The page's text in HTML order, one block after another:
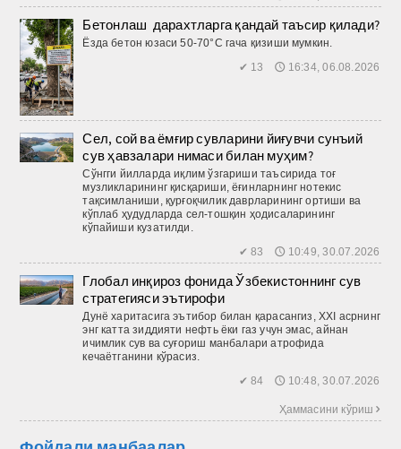
Бетонлаш дарахтларга қандай таъсир қилади?
Ёзда бетон юзаси 50-70°C гача қизиши мумкин.
✔ 13 🕔 16:34, 06.08.2026
Сел, сой ва ёмғир сувларини йиғувчи сунъий
сув ҳавзалари нимаси билан муҳим?
Сўнгги йилларда иқлим ўзгариши таъсирида тоғ
музликларининг қисқариши, ёғинларнинг нотекис
тақсимланиши, қурғоқчилик даврларининг ортиши ва
кўплаб ҳудудларда сел-тош­қин ҳодисаларининг
кўпайиши кузатилди.
✔ 83 🕔 10:49, 30.07.2026
Глобал инқироз фонида Ўзбекистоннинг сув
стратегияси эътирофи
Дунё харитасига эътибор билан қарасангиз, XXI асрнинг
энг катта зиддияти нефть ёки газ учун эмас, айнан
ичимлик сув ва суғориш манбалари атрофида
кечаётганини кўрасиз.
✔ 84 🕔 10:48, 30.07.2026
Ҳаммасини кўриш 